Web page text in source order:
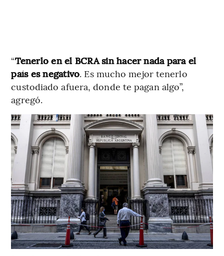
“Tenerlo en el BCRA sin hacer nada para el
país es negativo. Es mucho mejor tenerlo
custodiado afuera, donde te pagan algo”,
agregó.